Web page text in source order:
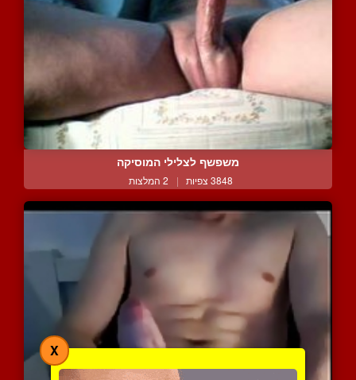
משפשף לצלילי המוסיקה
3848 צפיות | 2 המלצות
X